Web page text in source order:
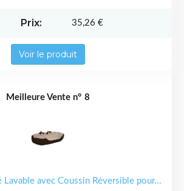
35,26 €
Voir le produit
8
Lavable avec Coussin Réversible pour...